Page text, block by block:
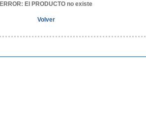
ERROR: El PRODUCTO no existe
Volver